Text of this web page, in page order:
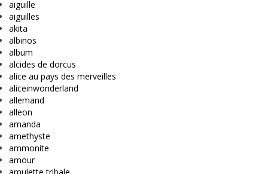
aiguille
aiguilles
akita
albinos
album
alcides de dorcus
alice au pays des merveilles
aliceinwonderland
allemand
alleon
amanda
amethyste
ammonite
amour